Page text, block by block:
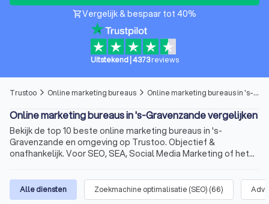
shopping_cartVergelijk & bespaar tot 40%
Uitstekend| 4373 reviews
Trustoo arrow_forward_ios Online marketing bureaus arrow_forward_ios Online marketing bureaus in 's-Gravenzande
Online marketing bureaus in 's-Gravenzande vergelijken
Bekijk de top 10 beste online marketing bureaus in 's-
Gravenzande en omgeving op Trustoo. Objectief &
onafhankelijk. Voor SEO, SEA, Social Media Marketing of het
Alle diensten Zoekmachine optimalisatie (SEO) (66)